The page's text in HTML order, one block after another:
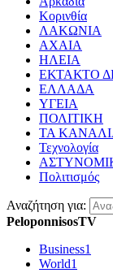
Κορινθία
ΛΑΚΩΝΙΑ
ΑΧΑΙΑ
ΗΛΕΙΑ
ΕΚΤΑΚΤΟ
ΕΛΛΑΔΑ
ΥΓΕΙΑ
ΠΟΛΙΤΙΚΗ
ΤΑ
Τεχνολογία
Πολιτισμός
Αναζήτηση για:
PeloponnisosTV
Business1
World1